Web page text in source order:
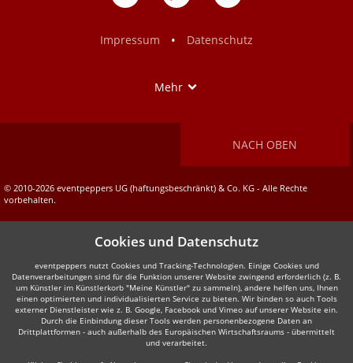
Impressum
• Datenschutz
Mehr
NACH OBEN
© 2010-2026 eventpeppers UG (haftungsbeschränkt) & Co. KG - Alle Rechte
vorbehalten.
Cookies und Datenschutz
eventpeppers nutzt Cookies und Tracking-Technologien. Einige Cookies und
Datenverarbeitungen sind für die Funktion unserer Website zwingend erforderlich (z. B.
um Künstler im Künstlerkorb "Meine Künstler" zu sammeln), andere helfen uns, Ihnen
einen optimierten und individualisierten Service zu bieten. Wir binden so auch Tools
externer Dienstleister wie z. B. Google, Facebook und Vimeo auf unserer Website ein.
Durch die Einbindung dieser Tools werden personenbezogene Daten an
Drittplattformen - auch außerhalb des Europäischen Wirtschaftsraums - übermittelt
und verarbeitet.